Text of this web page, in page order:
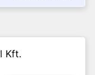
Kft.